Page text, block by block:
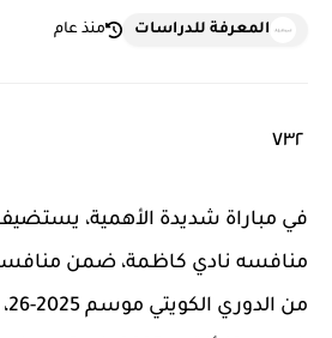
المعرفة للدراسات منذ عام
في مباراة شديدة الأهمية،
منافسه نادي كاظمة، ضمن